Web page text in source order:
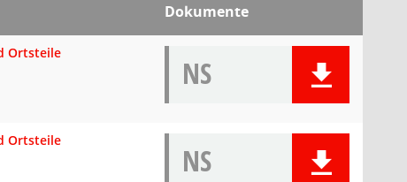
Dokumente
Ortsteile
NS
Ortsteile
NS